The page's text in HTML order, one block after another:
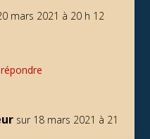
mars 2021 à 20 h 12
sur 18 mars 2021 à 21